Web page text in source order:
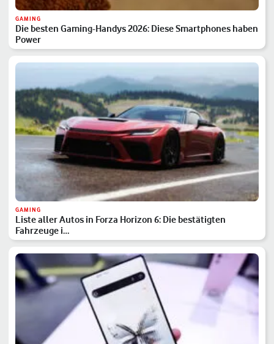
GAMING
Die besten Gaming-Handys 2026: Diese Smartphones haben
Power
GAMING
Liste aller Autos in Forza Horizon 6: Die bestätigten
Fahrzeuge i…